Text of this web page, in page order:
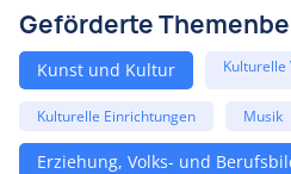
Geförderte
Kunst und Kultur Kulturelle
Kulturelle Einrichtungen Musik
Erziehung, Volks- und